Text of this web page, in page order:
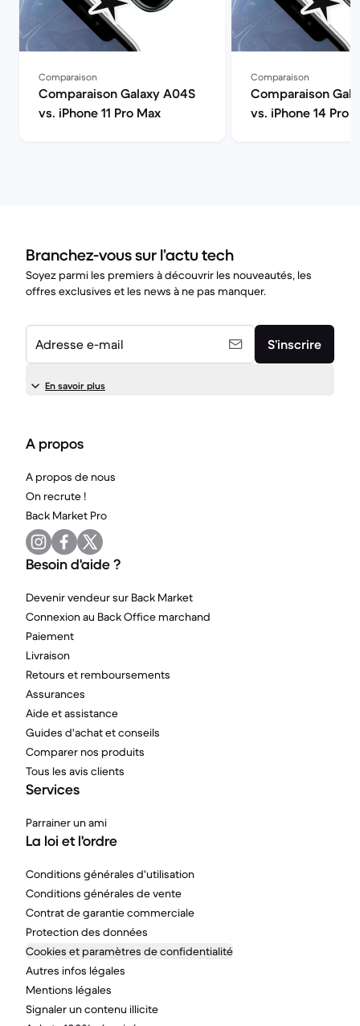
Comparaison
Comparaison Galaxy A04S
vs. iPhone 11 Pro Max
Comparaison
Comparaison
vs. iPhone 14 Pro
Branchez-vous sur l’actu tech
Soyez parmi les premiers à découvrir les nouveautés, les
offres exclusives et les news à ne pas manquer.
Adresse e-mail S’inscrire
En savoir plus
A propos
A propos de nous
On recrute !
Back Market Pro
Besoin d'aide ?
Devenir vendeur sur Back Market
Connexion au Back Office marchand
Paiement
Livraison
Retours et remboursements
Assurances
Aide et assistance
Guides d'achat et conseils
Comparer nos produits
Tous les avis clients
Services
Parrainer un ami
La loi et l'ordre
Conditions générales d'utilisation
Conditions générales de vente
Contrat de garantie commerciale
Protection des données
Cookies et paramètres de confidentialité
Autres infos légales
Mentions légales
Signaler un contenu illicite